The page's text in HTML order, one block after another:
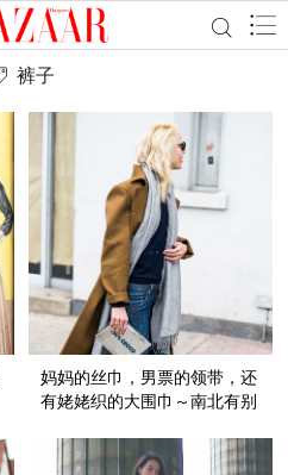
裤子
妈妈的丝巾，男票的领带，还
有姥姥织的大围巾～南北有别